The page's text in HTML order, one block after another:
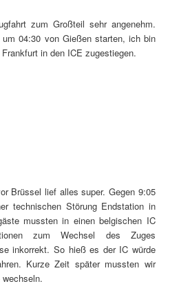
zum Großteil sehr angenehm.
04:30 von Gießen starten, ich bin
in den ICE zugestiegen.
Brüssel lief alles super. Gegen 9:05
technischen Störung Endstation in
mussten in einen belgischen IC
zum Wechsel des Zuges
inkorrekt. So hieß es der IC würde
Kurze Zeit später mussten wir